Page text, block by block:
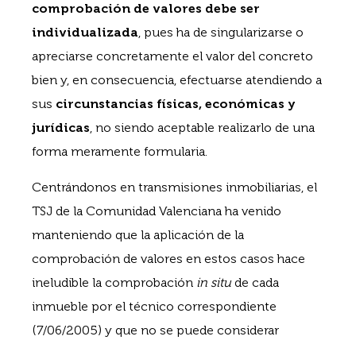
comprobación de valores debe ser
individualizada, pues ha de singularizarse o
apreciarse concretamente el valor del concreto
bien y, en consecuencia, efectuarse atendiendo a
sus circunstancias físicas, económicas y
jurídicas, no siendo aceptable realizarlo de una
forma meramente formularia.
Centrándonos en transmisiones inmobiliarias, el
TSJ de la Comunidad Valenciana ha venido
manteniendo que la aplicación de la
comprobación de valores en estos casos hace
ineludible la comprobación in situde cada
inmueble por el técnico correspondiente
(7/06/2005) y que no se puede considerar